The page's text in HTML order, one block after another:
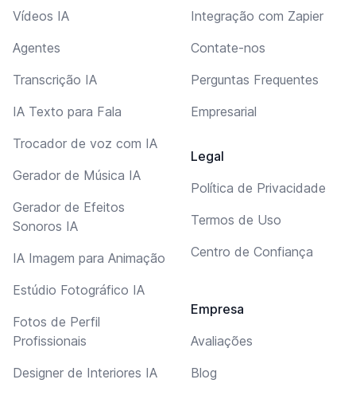
Vídeos IA
Agentes
Transcrição IA
IA Texto para Fala
Trocador de voz com IA
Gerador de Música IA
Gerador de Efeitos
Sonoros IA
IA Imagem para Animação
Estúdio Fotográfico IA
Fotos de Perfil
Profissionais
Designer de Interiores IA
Integração com Zapier
Contate-nos
Perguntas Frequentes
Empresarial
Legal
Política de Privacidade
Termos de Uso
Centro de Confiança
Empresa
Avaliações
Blog